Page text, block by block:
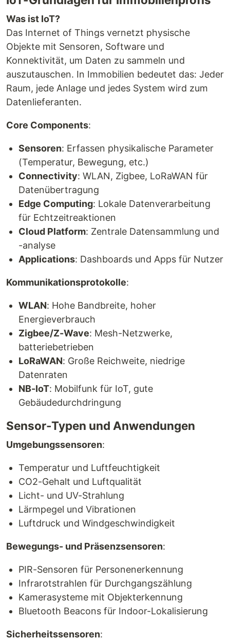
Was ist IoT?
Das Internet of Things vernetzt physische
Objekte mit Sensoren, Software und
Konnektivität, um Daten zu sammeln und
auszutauschen. In Immobilien bedeutet das: Jeder
Raum, jede Anlage und jedes System wird zum
Datenlieferanten.
Core Components:
Sensoren: Erfassen physikalische Parameter
(Temperatur, Bewegung, etc.)
Connectivity: WLAN, Zigbee, LoRaWAN für
Datenübertragung
Edge Computing: Lokale Datenverarbeitung
für Echtzeitreaktionen
Cloud Platform: Zentrale Datensammlung und
-analyse
Applications: Dashboards und Apps für Nutzer
Kommunikationsprotokolle:
WLAN: Hohe Bandbreite, hoher
Energieverbrauch
Zigbee/Z-Wave: Mesh-Netzwerke,
batteriebetrieben
LoRaWAN: Große Reichweite, niedrige
Datenraten
NB-IoT: Mobilfunk für IoT, gute
Gebäudedurchdringung
Sensor-Typen und Anwendungen
Umgebungssensoren:
Temperatur und Luftfeuchtigkeit
CO2-Gehalt und Luftqualität
Licht- und UV-Strahlung
Lärmpegel und Vibrationen
Luftdruck und Windgeschwindigkeit
Bewegungs- und Präsenzsensoren:
PIR-Sensoren für Personenerkennung
Infrarotstrahlen für Durchgangszählung
Kamerasysteme mit Objekterkennung
Bluetooth Beacons für Indoor-Lokalisierung
Sicherheitssensoren: